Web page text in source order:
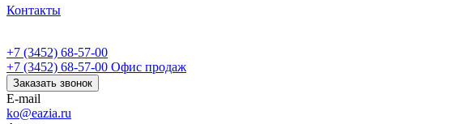
Контакты
+7 (3452) 68-57-00
+7 (3452) 68-57-00 Офис продаж
Заказать звонок
E-mail
ko@eazia.ru